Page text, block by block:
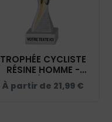
TROPHÉE CYCLISTE
RÉSINE HOMME -
73/R143
À partir de 21,99 €